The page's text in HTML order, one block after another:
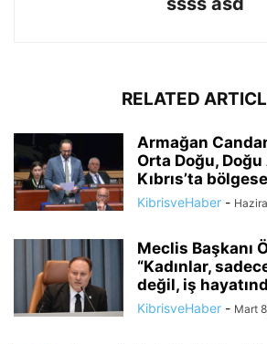
RELATED
Armağan
Orta Doğu,
Kıbrıs’ta
KibrisveHaber -
Meclis Başkanı
“Kadınlar,
değil, iş
KibrisveHaber - Mart